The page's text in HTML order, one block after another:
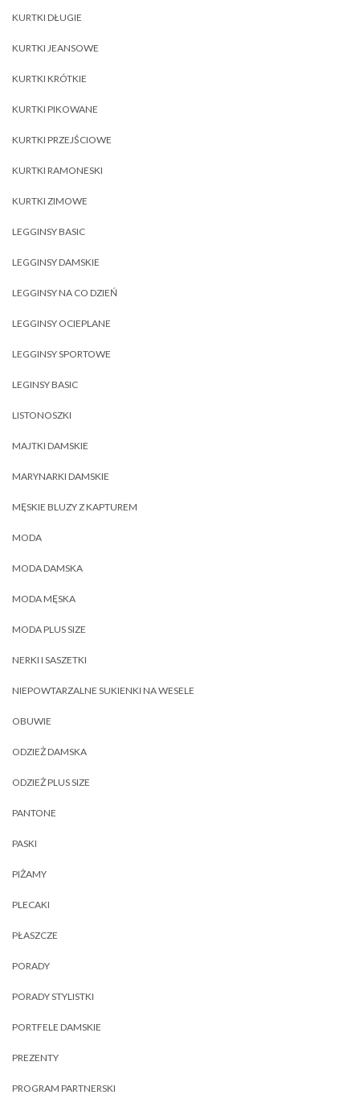
KURTKI DŁUGIE
KURTKI JEANSOWE
KURTKI KRÓTKIE
KURTKI PIKOWANE
KURTKI PRZEJŚCIOWE
KURTKI RAMONESKI
KURTKI ZIMOWE
LEGGINSY BASIC
LEGGINSY DAMSKIE
LEGGINSY NA CO DZIEŃ
LEGGINSY OCIEPLANE
LEGGINSY SPORTOWE
LEGINSY BASIC
LISTONOSZKI
MAJTKI DAMSKIE
MARYNARKI DAMSKIE
MĘSKIE BLUZY Z KAPTUREM
MODA
MODA DAMSKA
MODA MĘSKA
MODA PLUS SIZE
NERKI I SASZETKI
NIEPOWTARZALNE SUKIENKI NA WESELE
OBUWIE
ODZIEŻ DAMSKA
ODZIEŻ PLUS SIZE
PANTONE
PASKI
PIŻAMY
PLECAKI
PŁASZCZE
PORADY
PORADY STYLISTKI
PORTFELE DAMSKIE
PREZENTY
PROGRAM PARTNERSKI